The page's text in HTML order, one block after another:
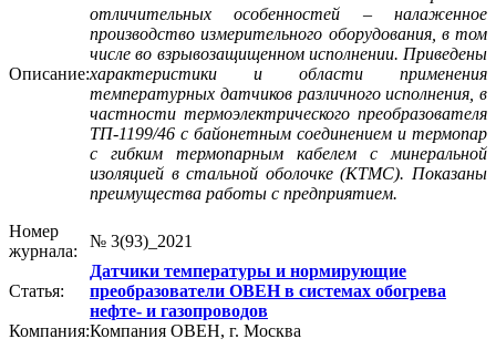
Описание:
отличительных особенностей – налаженное
производство измерительного оборудования, в том
числе во взрывозащищенном исполнении. Приведены
характеристики и области применения
температурных датчиков различного исполнения, в
частности термоэлектрического преобразователя
ТП-1199/46 с байонетным соединением и термопар
с гибким термопарным кабелем с минеральной
изоляцией в стальной оболочке (КТМС). Показаны
преимущества работы с предприятием.
Номер
журнала:
№ 3(93)_2021
Статья:
Датчики температуры и нормирующие
преобразователи ОВЕН в системах обогрева
нефте- и газопроводов
Компания:Компания ОВЕН, г. Москва